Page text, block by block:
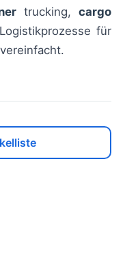
trucking,cargo
für